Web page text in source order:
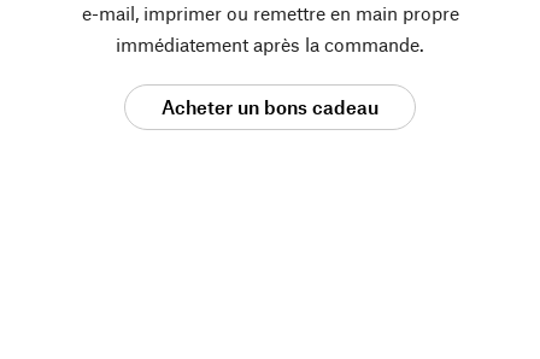
e-mail, imprimer ou remettre en main propre
immédiatement après la commande.
Acheter un bons cadeau